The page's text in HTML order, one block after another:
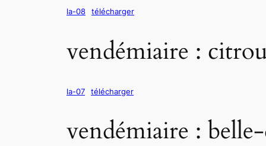
la-08 télécharger
vendémiaire :
la-07 télécharger
vendémiaire :